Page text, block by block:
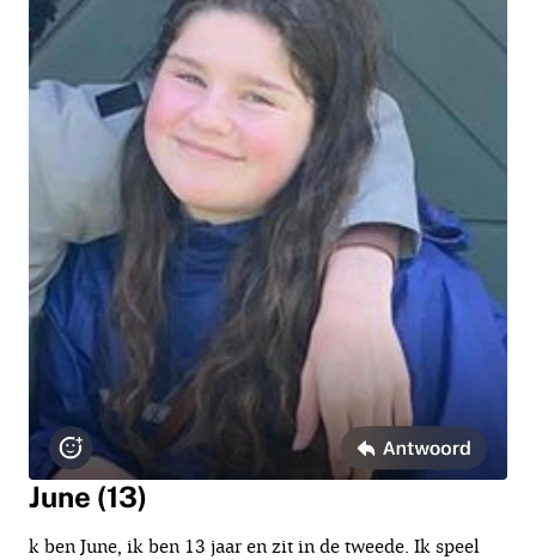
June (13)
k ben June, ik ben 13 jaar en zit in de tweede. Ik speel